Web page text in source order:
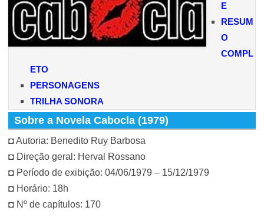
E
RESUM
O
COMPL
ETO
PERSONAGENS
TRILHA SONORA
Sobre a Novela Cabocla (1979)
◘ Autoria: Benedito Ruy Barbosa
◘ Direção geral: Herval Rossano
◘ Período de exibição: 04/06/1979 – 15/12/1979
◘ Horário: 18h
◘ Nº de capítulos: 170